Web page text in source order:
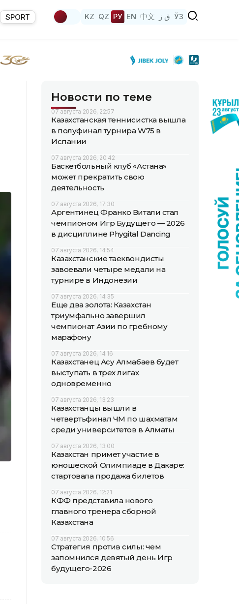
SPORT KZ QZ РУ EN 中文 ق ز ЎЗ
Новости по теме
07 августа 2026, 22:57
Казахстанская теннисистка вышла
в полуфинал турнира W75 в
Испании
07 августа 2026, 20:42
Баскетбольный клуб «Астана»
может прекратить свою
деятельность
07 августа 2026, 17:30
Аргентинец Франко Витали стал
чемпионом Игр Будущего — 2026
в дисциплине Phygital Dancing
07 августа 2026, 14:54
Казахстанские таеквондисты
завоевали четыре медали на
турнире в Индонезии
07 августа 2026, 14:35
Еще два золота: Казахстан
триумфально завершил
чемпионат Азии по гребному
марафону
07 августа 2026, 14:16
Казахстанец Асу Алмабаев будет
выступать в трех лигах
одновременно
07 августа 2026, 13:23
Казахстанцы вышли в
четвертьфинал ЧМ по шахматам
среди университетов в Алматы
07 августа 2026, 13:00
Казахстан примет участие в
юношеской Олимпиаде в Дакаре:
стартовала продажа билетов
07 августа 2026, 12:21
КФФ представила нового
главного тренера сборной
Казахстана
07 августа 2026, 10:56
Стратегия против силы: чем
запомнился девятый день Игр
будущего-2026